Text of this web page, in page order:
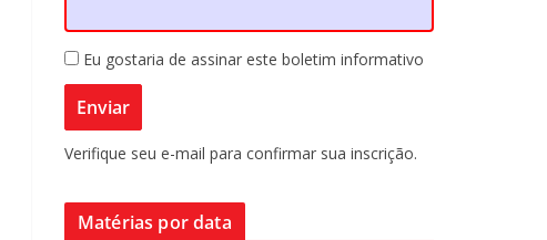
Eu gostaria de assinar este boletim informativo
Verifique seu e-mail para confirmar sua inscrição.
Matérias por data